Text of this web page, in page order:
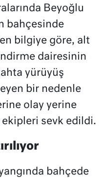
Beyoğlu
bahçesinde
bilgiye göre, alt
dairesinin
yürüyüş
bir nedenle
olay yerine
ekipleri sevk edildi.
bahçede